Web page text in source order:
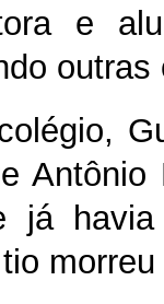
e
outras
Antônio
já havia